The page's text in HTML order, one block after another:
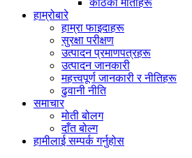
काठको मोतीहरू
हाम्रोबारे
हाम्रा फाइदाहरू
सुरक्षा परीक्षण
उत्पादन प्रमाणपत्रहरू
उत्पादन जानकारी
महत्त्वपूर्ण जानकारी र नीतिहरू
ढुवानी नीति
समाचार
मोती बोलग
दाँत बोल्ग
हामीलाई सम्पर्क गर्नुहोस